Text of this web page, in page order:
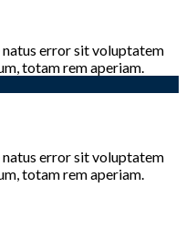
natus error sit voluptatem
totam rem aperiam.
natus error sit voluptatem
totam rem aperiam.